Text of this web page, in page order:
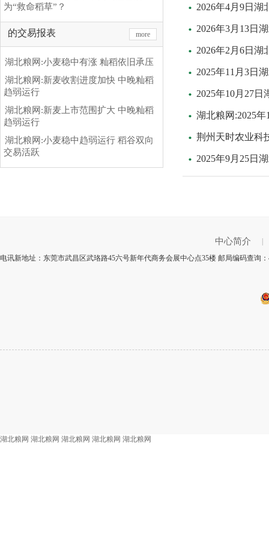
为“救命稻草”？
的交易报表 more
湖北粮网:小麦稳中有涨 籼稻依旧承压
湖北粮网:新麦收割进度加快 中晚籼稻
趋弱运行
湖北粮网:新麦上市范围扩大 中晚籼稻
趋弱运行
湖北粮网:小麦稳中趋弱运行 稻谷双向
交易活跃
2026年4月9日
2026年3月13日
2026年2月6日
2025年11月3日
2025年10月27
湖北粮网:2025
荆州天时农业科
2025年9月25日
中心简介
电讯新地址：东莞市武昌区武珞路45六号新年代商务会展中心点35楼 邮局编码查询
湖北粮网 湖北粮网 湖北粮网 湖北粮网 湖北粮网